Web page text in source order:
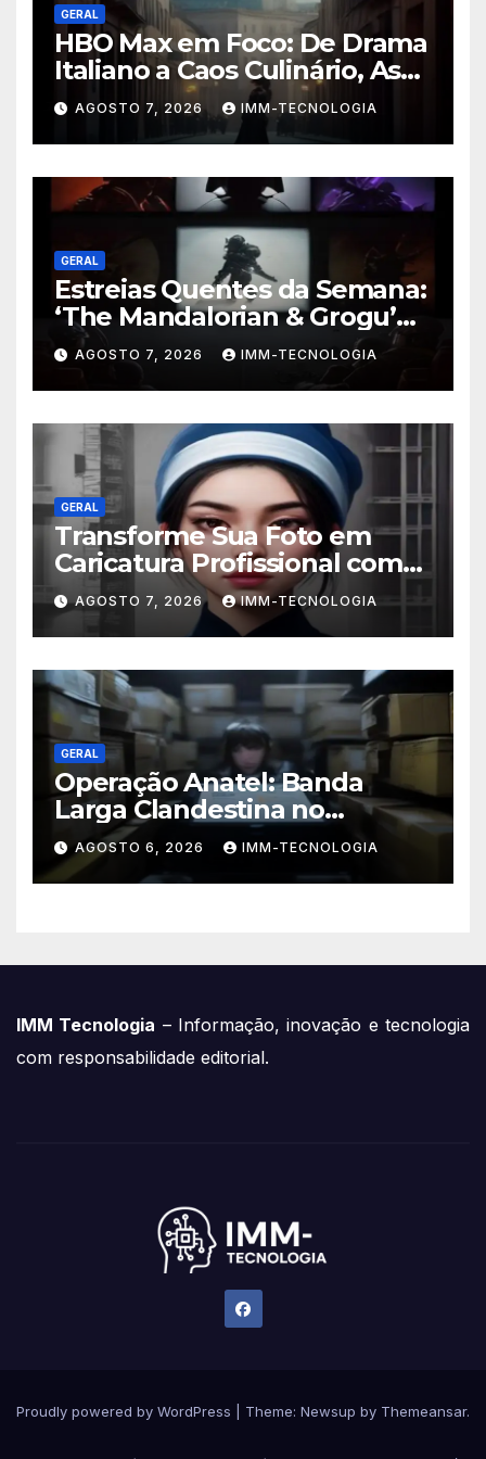
GERAL
HBO Max em Foco: De Drama
Italiano a Caos Culinário, As
Novidades Imperdíveis da
Semana (16 a 22 de Fevereiro)
AGOSTO 7, 2026 IMM-TECNOLOGIA
GERAL
Estreias Quentes da Semana:
‘The Mandalorian & Grogu’
Anunciado e Outros
Lançamentos Imperdíveis!
AGOSTO 7, 2026 IMM-TECNOLOGIA
GERAL
Transforme Sua Foto em
Caricatura Profissional com
ChatGPT: A Nova Trend
Digital Explicada
AGOSTO 7, 2026 IMM-TECNOLOGIA
GERAL
Operação Anatel: Banda
Larga Clandestina no
Sudeste Sofre Grande Golpe
com Apreensão de R$ 24 Mil
em Equipamentos
AGOSTO 6, 2026 IMM-TECNOLOGIA
IMM Tecnologia – Informação, inovação e tecnologia
com responsabilidade editorial.
Proudly powered by WordPress Theme: Newsup by Themeansar.